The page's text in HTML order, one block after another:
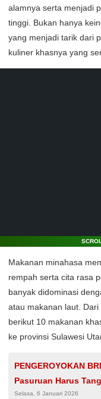
alamnya serta menjadi
tinggi. Bukan hanya
yang menjadi tarik dari
kuliner khasnya yang
Makanan minahasa
rempah serta cita rasa
banyak didominasi
atau makanan laut. Dari
berikut 10 makanan
ke provinsi Sulawesi
PENGEROYOKAN
Pasuruan Harus
Ormas Sakerah
Selasa, 6 Januari 2026